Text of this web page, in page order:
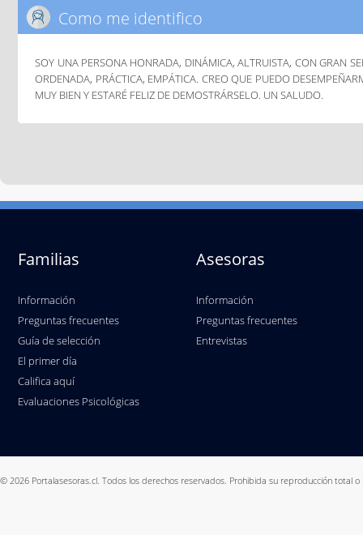
Como me identifico
SOY UNA PERSONA HONRADA, DINÁMICA, ALTRUISTA, CON GRAN
ORDENADA, PRÁCTICA, EMPÁTICA. CREO QUE PUEDO
MUY BIEN Y ESTARÉ FELIZ DE DEMOSTRÁRSELO. UN SALUDO.
Familias
Información
Preguntas frecuentes
Guía de selección
El primer día
Califica aquí
Evaluaciones Psicológicas
Asesoras
Información
Preguntas frecuentes
Entrevistas
© 2026 Portalasesoras.cl. Todos los derechos reservados. Prohibida su reproducción total